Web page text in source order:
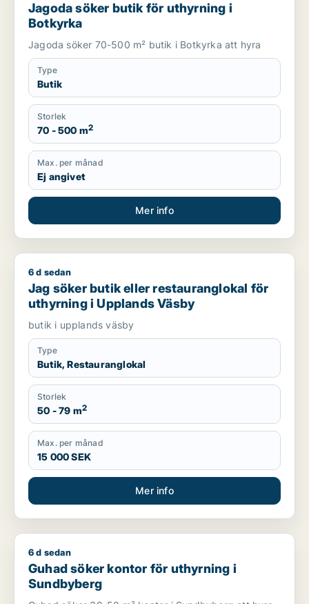
Jagoda söker butik för uthyrning i
Botkyrka
Jagoda söker 70-500 m² butik i Botkyrka att hyra
Type
Butik
Storlek
70 - 500 m2
Max. per månad
Ej angivet
Mer info
Jag söker butik eller restauranglokal för uthyrning i
6 d sedan
Jag söker butik eller restauranglokal för
uthyrning i Upplands Väsby
butik i upplands väsby
Type
Butik, Restauranglokal
Storlek
50 - 79 m2
Max. per månad
15 000 SEK
Mer info
Guhad söker kontor för uthyrning i Sundbyberg
6 d sedan
Guhad söker kontor för uthyrning i
Sundbyberg